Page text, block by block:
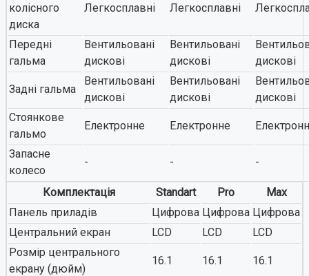
колісного
диска
Легкосплавні Легкосплавні
Передні
гальма
Вентильовані
дискові
Вентильовані
дискові
дискові
Задні гальма
Вентильовані
дискові
Вентильовані
дискові
дискові
Стоянкове
гальмо
Електронне Електронне
Запасне
колесо
- - -
Комплектація Standart Pro
Max
Панель приладів
Цифрова Цифрова Цифрова
Центральний екран
LCD LCD
LCD
Розмір центрального
екрану (дюйм)
16.1 16.1 16.1